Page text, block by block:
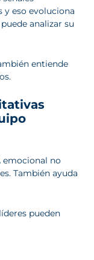
y eso evoluciona
analizar su
entiende
emocional no
También ayuda
pueden